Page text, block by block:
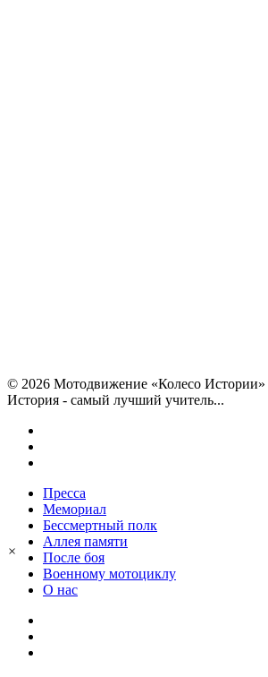
© 2026 Мотодвижение «Колесо Истории»
История - самый лучший учитель...
Close
Menu
Пресса
Мемориал
Бессмертный полк
Аллея памяти
После боя
Военному мотоциклу
О нас
×